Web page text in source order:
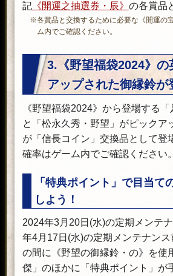
記《開運之抽選券・辰》 の各賞品
※各賞品と交換するために必要な《開運の
ム内でご確認ください。
3.《野望福袋2024》の
アップされた御縁鈴が
《野望福袋2024》から登場する「
と「松永久秀・野望」がピックア
が「信長コイン」交換品として登
確率はゲーム内でご確認ください。
「特典ポイント」で目当て
しよう！
2024年3月20日(水)の定期メンテ
年4月17日(水)の定期メンテナン
の間に《野望の御縁鈴・の》を使
傑」のほかに「特典ポイント」が